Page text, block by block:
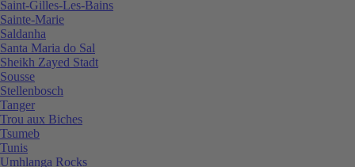
Saint-Gilles-Les-Bains
Sainte-Marie
Saldanha
Santa Maria do Sal
Sheikh Zayed Stadt
Sousse
Stellenbosch
Tanger
Trou aux Biches
Tsumeb
Tunis
Umhlanga Rocks